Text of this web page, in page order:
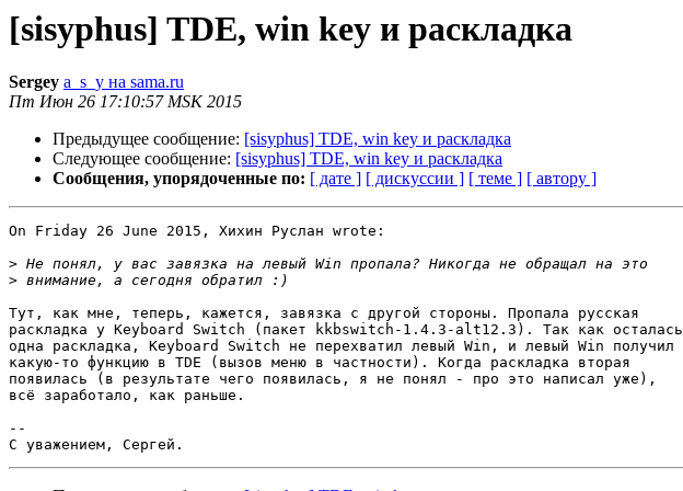
[sisyphus] TDE, win key и раскладка
Sergey a_s_y на sama.ru
Пт Июн 26 17:10:57 MSK 2015
Предыдущее сообщение: [sisyphus] TDE, win key и раскладка
Следующее сообщение: [sisyphus] TDE, win key и раскладка
Сообщения, упорядоченные по: [ дате ] [ дискуссии ] [ теме ] [ автору ]
On Friday 26 June 2015, Хихин Руслан wrote:
>
>
Тут, как мне, теперь, кажется, завязка с другой стороны. Пропала русская
раскладка у Keyboard Switch (пакет kkbswitch-1.4.3-alt12.3). Так как осталась
одна раскладка, Keyboard Switch не перехватил левый Win, и левый Win получил
какую-то функцию в TDE (вызов меню в частности). Когда раскладка вторая
появилась (в результате чего появилась, я не понял - про это написал уже),
всё заработало, как раньше.
--